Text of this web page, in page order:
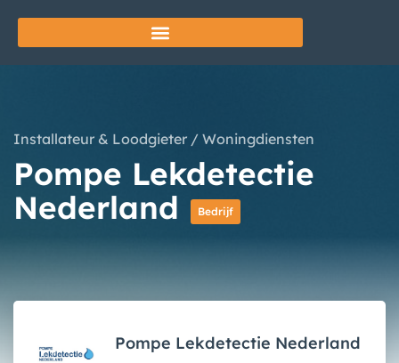
Installateur & Loodgieter / Woningdiensten
Pompe Lekdetectie
Nederland
Bedrijf
Pompe Lekdetectie Nederland